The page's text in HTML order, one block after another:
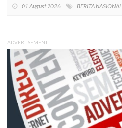
01 August 2026 BERITA NASIONAL
ADVERTISEMENT